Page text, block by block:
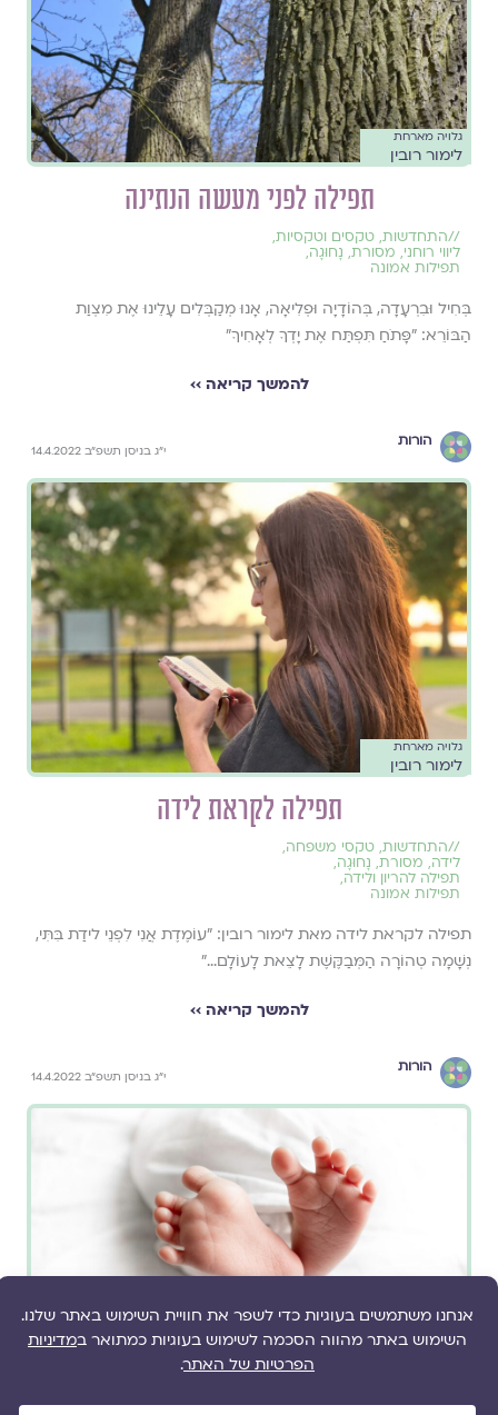
גלויה מארחת
לימור רובין
תפילה לפני מעשה הנתינה
//התחדשות, טקסים וטקסיות,
ליווי רוחני, מסורת, נָחוּגָה,
תפילות אמונה
בְּחִיל וּבִרְעָדָה, בְּהוֹדָיָה וּפְלִיאָה, אָנוּ מְקַבְּלִים עָלֵינוּ אֶת מִצְוַת
הַבּוֹרֵא: "פָּתֹחַ תִּפְתַּח אֶת יָדְךָ לְאָחִיךָ"
להמשך קריאה ››
הורות
י״ג בניסן תשפ״ב 14.4.2022
גלויה מארחת
לימור רובין
תפילה לקראת לידה
//התחדשות, טקסי משפחה,
לידה, מסורת, נָחוּגָה,
תפילה להריון ולידה,
תפילות אמונה
תפילה לקראת לידה מאת לימור רובין: "עוֹמֶדֶת אֲנִי לִפְנֵי לידַת בִּתִּי,
נְשָׁמָה טְהוֹרָה הַמְּבַקֶּשֶׁת לָצֵאת לָעוֹלָם..."
להמשך קריאה ››
הורות
י״ג בניסן תשפ״ב 14.4.2022